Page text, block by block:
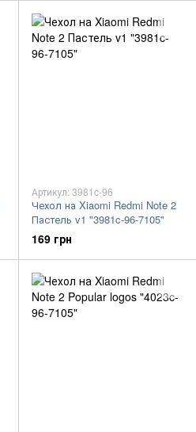
Артикул: 3981c-96
Чехол на Xiaomi Redmi Note 2
Пастель v1 "3981c-96-7105"
169 грн